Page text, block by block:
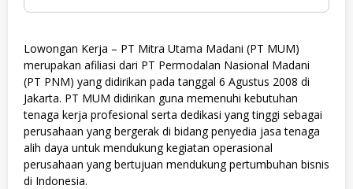
Lowongan Kerja – PT Mitra Utama Madani (PT MUM)
merupakan afiliasi dari PT Permodalan Nasional Madani
(PT PNM) yang didirikan pada tanggal 6 Agustus 2008 di
Jakarta. PT MUM didirikan guna memenuhi kebutuhan
tenaga kerja profesional serta dedikasi yang tinggi sebagai
perusahaan yang bergerak di bidang penyedia jasa tenaga
alih daya untuk mendukung kegiatan operasional
perusahaan yang bertujuan mendukung pertumbuhan bisnis
di Indonesia.